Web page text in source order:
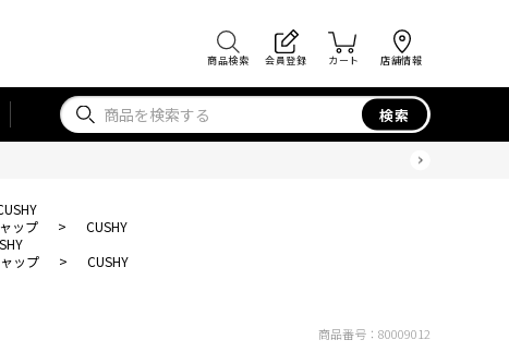
商品検索 会員登録 カート 店舗情報
検索
ップ >
CUSHY
ップ > CUSHY
商品番号： 80009012